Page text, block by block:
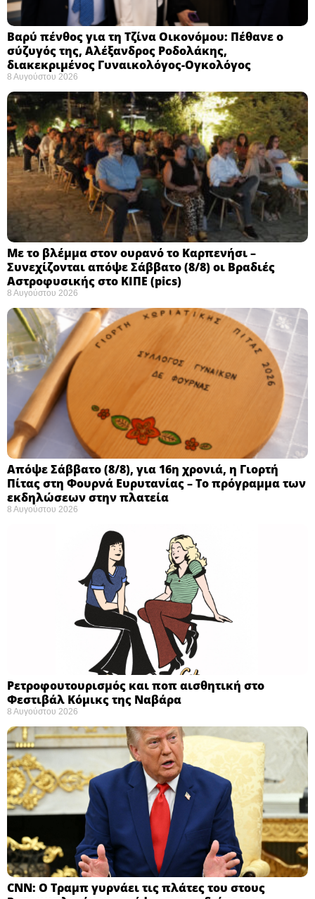
Βαρύ πένθος για τη Τζίνα Οικονόμου: Πέθανε ο
σύζυγός της, Αλέξανδρος Ροδολάκης,
διακεκριμένος Γυναικολόγος-Ογκολόγος
8 Αυγούστου 2026
Με το βλέμμα στον ουρανό το Καρπενήσι –
Συνεχίζονται απόψε Σάββατο (8/8) οι Βραδιές
Αστροφυσικής στο ΚΙΠΕ (pics)
8 Αυγούστου 2026
Απόψε Σάββατο (8/8), για 16η χρονιά, η Γιορτή
Πίτας στη Φουρνά Ευρυτανίας – Το πρόγραμμα των
εκδηλώσεων στην πλατεία
8 Αυγούστου 2026
Ρετροφουτουρισμός και ποπ αισθητική στο
Φεστιβάλ Κόμικς της Ναβάρα ​
8 Αυγούστου 2026
CNN: Ο Τραμπ γυρνάει τις πλάτες του στους